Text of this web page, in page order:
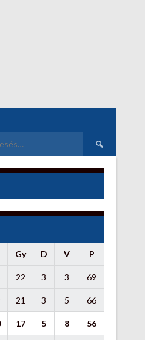
Keresés:
Gy D V P
22 3 3 69
21 3 5 66
17 5 8 56